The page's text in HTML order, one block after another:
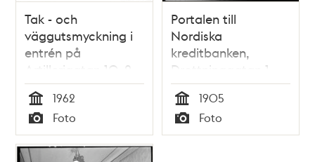
Tak - och
väggutsmyckning i
entrén på
Artillerigatan 10, 2
tr
Tid
1962
Typ
Foto
Portalen till
Nordiska
kreditbanken,
Drottninggatan 1
Tid
1905
Typ
Foto